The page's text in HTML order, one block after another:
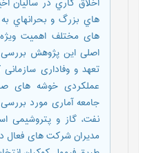
اخلاق کاري در ساليان
هاي بزرگ و بحرانهاي
های مختلف اهمیت
اصلی این پژوهش بررسی
تعهد و وفاداری سازمانی
عملکردی خوشه های
جامعه آماری مورد
نفت، گاز و پتروشیمی
مدیران شرکت های فعال